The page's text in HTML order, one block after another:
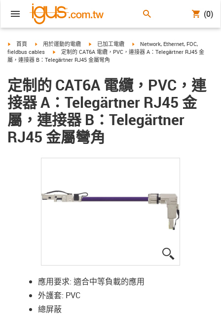
(0)
igus-icon-arrow-right
首頁 igus-icon-arrow-right
用於運動的電纜 igus-icon-arrow-right
已加工電纜 igus-icon-arrow-right
Network, Ethernet, FOC,
fieldbus cables
igus-icon-arrow-right
定制的 CAT6A 電纜，PVC，連接器 A：Telegärtner RJ45 金
屬，連接器 B：Telegärtner RJ45 金屬彎角
定制的 CAT6A 電纜，PVC，連
接器 A：Telegärtner RJ45 金
屬，連接器 B：Telegärtner
RJ45 金屬彎角
應用要求: 適合中等負載的應用
外護套: PVC
總屏蔽